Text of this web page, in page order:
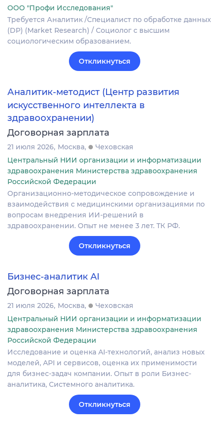
ООО "Профи Исследования"
Требуется Аналитик /Специалист по обработке данных
(DP) (Market Research) / Социолог с высшим
социологическим образованием.
Откликнуться
Аналитик-методист (Центр развития
искусственного интеллекта в
здравоохранении)
Договорная зарплата
21 июля 2026 Москва
Чеховская
Центральный НИИ организации и информатизации
здравоохранения Министерства здравоохранения
Российской Федерации
Организационно-методическое сопровождение и
взаимодействия с медицинскими организациями по
вопросам внедрения ИИ-решений в
здравоохранении. Опыт не менее 3 лет. ТК РФ.
Откликнуться
Бизнес-аналитик AI
Договорная зарплата
21 июля 2026 Москва
Чеховская
Центральный НИИ организации и информатизации
здравоохранения Министерства здравоохранения
Российской Федерации
Исследование и оценка AI-технологий, анализ новых
моделей, API и сервисов, оценка их применимости
для бизнес-задач компании. Опыт в роли Бизнес-
аналитика, Системного аналитика.
Откликнуться